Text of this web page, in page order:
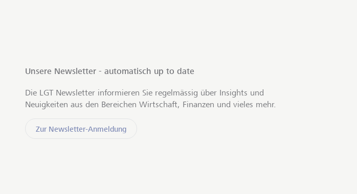
Unsere Newsletter - automatisch up to date
Die LGT Newsletter informieren Sie regelmässig über Insights und
Neuigkeiten aus den Bereichen Wirtschaft, Finanzen und vieles mehr.
Zur Newsletter-Anmeldung